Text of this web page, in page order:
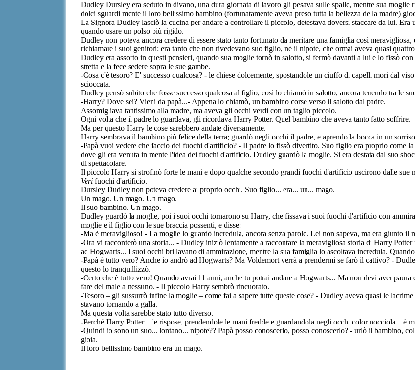
Dudley Dursley era seduto in divano, una dura giornata di lavoro gli pesava sulle spalle, mentre sua moglie
dolci sguardi mente il loro bellissimo bambino (fortunatamente aveva preso tutta la bellezza della madre)
La Signora Dudley lasciò la cucina per andare a controllare il piccolo, detestava doversi staccare da lui. Era
quando usare un polso più rigido.
Dudley non poteva ancora credere di essere stato tanto fortunato da meritare una famiglia così
richiamare i suoi genitori: era tanto che non rivedevano suo figlio, né il nipote, che ormai aveva quasi
Dudley era assorto in questi pensieri, quando sua moglie tornò in salotto, si fermò davanti a lui e lo fissò
stretta e la fece sedere sopra le sue gambe.
-Cosa c'è tesoro? E' successo qualcosa? - le chiese dolcemente, spostandole un ciuffo di capelli mori dal
scioccata.
Dudley pensò subito che fosse successo qualcosa al figlio, così lo chiamò in salotto, ancora tenendo tra le
-Harry? Dove sei? Vieni da papà...- Appena lo chiamò, un bambino corse verso il salotto dal padre.
Assomigliava tantissimo alla madre, ma aveva gli occhi verdi con un taglio piccolo.
Ogni volta che il padre lo guardava, gli ricordava Harry Potter. Quel bambino che aveva tanto fatto soffrire.
Ma per questo Harry le cose sarebbero andate diversamente.
Harry sembrava il bambino più felice della terra; guardò negli occhi il padre, e aprendo la bocca in un
-Papà vuoi vedere che faccio dei fuochi d'artificio? - Il padre lo fissò divertito. Suo figlio era proprio come
dove gli era venuta in mente l'idea dei fuochi d'artificio. Dudley guardò la moglie. Si era destata dal suo
di spettacolare.
Il piccolo Harry si strofinò forte le mani e dopo qualche secondo grandi fuochi d'artificio uscirono dalle sue
Veri fuochi d'artificio.
Dursley Dudley non poteva credere ai proprio occhi. Suo figlio... era... un... mago.
Un mago. Un mago. Un mago.
Il suo bambino. Un mago.
Dudley guardò la moglie, poi i suoi occhi tornarono su Harry, che fissava i suoi fuochi d'artificio con
moglie e il figlio con le sue braccia possenti, e disse:
-Ma è meraviglioso! - La moglie lo guardò incredula, ancora senza parole. Lei non sapeva, ma era giunto il
-Ora vi racconterò una storia... - Dudley iniziò lentamente a raccontare la meravigliosa storia di Harry
ad Hogwarts... I suoi occhi brillavano di ammirazione, mentre la sua famiglia lo ascoltava incredula.
-Papà è tutto vero? Anche io andrò ad Hogwarts? Ma Voldemort verrà a prendermi se farò il cattivo? -
questo lo tranquillizzò.
-Certo che è tutto vero! Quando avrai 11 anni, anche tu potrai andare a Hogwarts... Ma non devi aver
fare del male a nessuno. - Il piccolo Harry sembrò rincuorato.
-Tesoro – gli sussurrò infine la moglie – come fai a sapere tutte queste cose? - Dudley aveva quasi le
stavano tornando a galla.
Ma questa volta sarebbe stato tutto diverso.
-Perché Harry Potter – le rispose, prendendole le mani fredde e guardandola negli occhi color nocciola – è
-Quindi io sono un suo... lontano... nipote?? Papà posso conoscerlo, posso conoscerlo? - urlò il bambino,
gioia.
Il loro bellissimo bambino era un mago.